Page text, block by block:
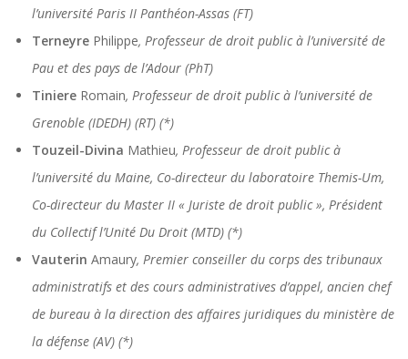
l’université Paris II Panthéon-Assas (FT)
Terneyre Philippe, Professeur de droit public à l’université de
Pau et des pays de l’Adour (PhT)
Tiniere Romain, Professeur de droit public à l’université de
Grenoble (IDEDH) (RT) (*)
Touzeil-Divina Mathieu, Professeur de droit public à
l’université du Maine, Co-directeur du laboratoire Themis-Um,
Co-directeur du Master II « Juriste de droit public », Président
du Collectif l’Unité Du Droit (MTD) (*)
Vauterin Amaury, Premier conseiller du corps des tribunaux
administratifs et des cours administratives d’appel, ancien chef
de bureau à la direction des affaires juridiques du ministère de
la défense (AV) (*)